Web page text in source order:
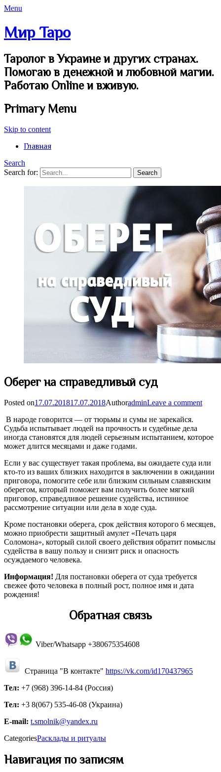
Menu
Мир Таро
Таролог в Украине и других странах.
Помогаю в денежной и любовной магии.
Работаю Online и вживую.
Primary Menu
Skip to content
Главная
Search
Search for:
Оберег на справедливый суд
Posted on17.07.201817.07.2018AuthoradminLeave a comment
В народе говорится — от тюрьмы и сумы не зарекайся.
Судьба испытывает людей на прочность и судебные дела
иногда становятся для людей серьезным испытанием, которое
может длится месяцами и даже годами.
Если у вас существует такая проблема, вы ожидаете суда или
кто-то из ваших близких находится в заключении в ожидании
приговора, помогите себе или близким сильным славянским
оберегом, который поможет вам получить более мягкий
приговор, справедливое решение судейства, истинное
рассмотрение ситуации или дела в ходе суда.
Кроме постановки оберега, срок действия которого 6 месяцев,
можно приобрести защитный амулет «Печать царя
Соломона», который силой своего действия обратит помыслы
судейства в вашу пользу и снизит риск и опасность
осуждаемого человека.
Информация! Для постановки оберега от суда требуется
свежее фото человека в полный рост, полное имя и дата
рождения!
Обратная связь
Viber/Whatsapp +380675354608
Страница "В контакте" https://vk.com/id170437965
Тел: +7 (968) 396-14-84 (Россия)
Тел: +3 8(067) 535-46-08 (Украина)
E-mail: t.smolnik@yandex.ru
CategoriesРасклады и ритуалы
Навигация по записям